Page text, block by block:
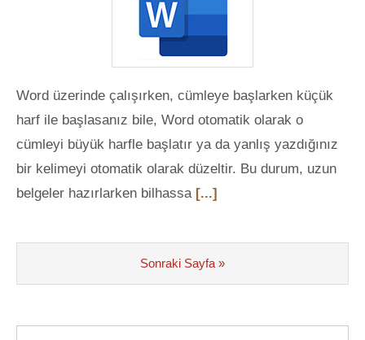
Word üzerinde çalışırken, cümleye başlarken küçük
harf ile başlasanız bile, Word otomatik olarak o
cümleyi büyük harfle başlatır ya da yanlış yazdığınız
bir kelimeyi otomatik olarak düzeltir. Bu durum, uzun
belgeler hazırlarken bilhassa [...]
Sonraki Sayfa »